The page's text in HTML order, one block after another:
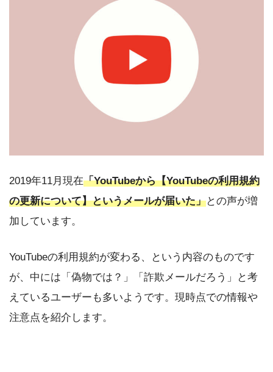
2019年11月現在「YouTubeから【YouTubeの利用規約
の更新について】というメールが届いた」との声が増
加しています。
YouTubeの利用規約が変わる、という内容のものです
が、中には「偽物では？」「詐欺メールだろう」と考
えているユーザーも多いようです。現時点での情報や
注意点を紹介します。